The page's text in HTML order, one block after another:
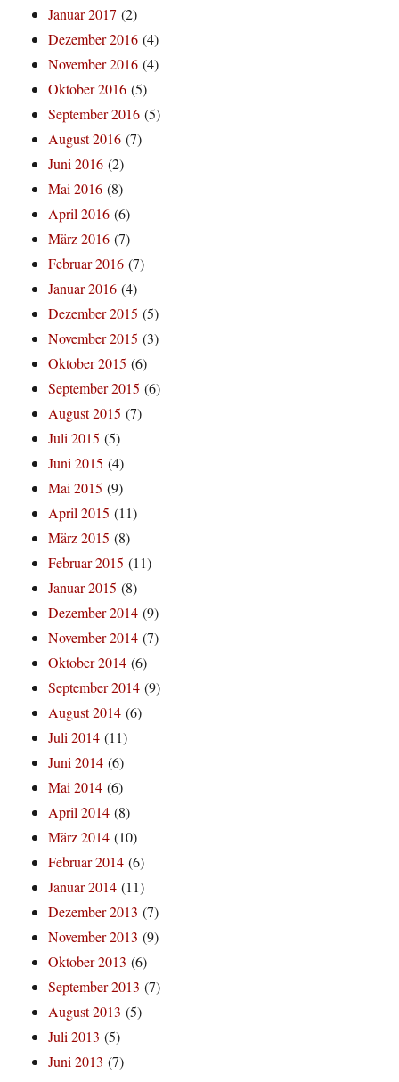
Januar 2017 (2)
Dezember 2016 (4)
November 2016 (4)
Oktober 2016 (5)
September 2016 (5)
August 2016 (7)
Juni 2016 (2)
Mai 2016 (8)
April 2016 (6)
März 2016 (7)
Februar 2016 (7)
Januar 2016 (4)
Dezember 2015 (5)
November 2015 (3)
Oktober 2015 (6)
September 2015 (6)
August 2015 (7)
Juli 2015 (5)
Juni 2015 (4)
Mai 2015 (9)
April 2015 (11)
März 2015 (8)
Februar 2015 (11)
Januar 2015 (8)
Dezember 2014 (9)
November 2014 (7)
Oktober 2014 (6)
September 2014 (9)
August 2014 (6)
Juli 2014 (11)
Juni 2014 (6)
Mai 2014 (6)
April 2014 (8)
März 2014 (10)
Februar 2014 (6)
Januar 2014 (11)
Dezember 2013 (7)
November 2013 (9)
Oktober 2013 (6)
September 2013 (7)
August 2013 (5)
Juli 2013 (5)
Juni 2013 (7)